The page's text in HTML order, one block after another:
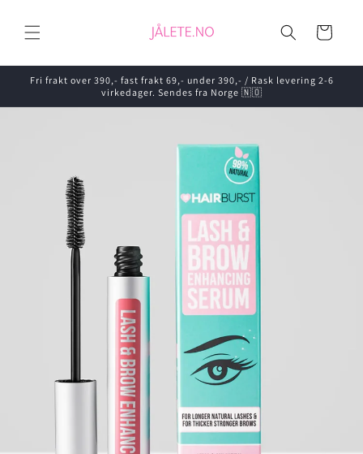
innholdet
Handlekurv
Fri frakt over 390,- fast frakt 69,- under 390,- / Rask levering 2-6
virkedager. Sendes fra Norge 🇳🇴